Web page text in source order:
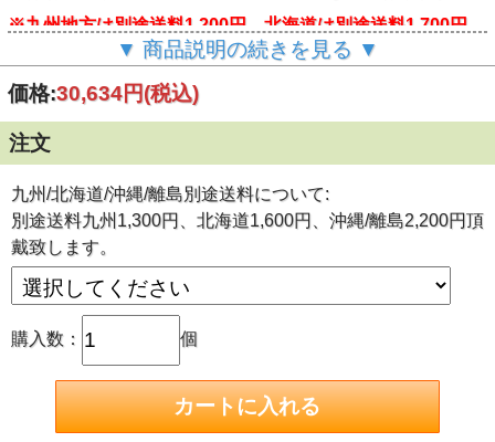
※九州地方は別途送料1,200円、北海道は別途送料1,700円、
沖縄・一部離島は別途送料2,500円を頂きます。離島につき
ましては別途メールにて追加送料をご案内いたします。
※※クレジットカード決済につきましては、原則 日本国内
「先端工具は別売りです」
様々なものを素早く切れる、スピードキング！
2つの振動低減機構により、快適な作業も実現！
1. 切断材料への食いつきが良いオービタル機構が常時作動。
・しゃくり運動が常に加わることにより、様々な物を素早く
切断できます。
2. 振動低減機構、その1。カウンターバランス機構：振動を
打ち消すことにより、安全・高精度な作業が可能です。
振動低減機構、その2。バイブレーションコントロール機
構：ハンドル部のラバーマウントにより、振動を大きく低減
します。
3. ブレード交換は工具不要の SDS システム
・作業直後の熱くなったブレードに触れずに交換できます。
▼ 商品説明の続きを見る ▼
価格:30,634円(税込)
注文
九州/北海道/沖縄/離島別途送料について:
別途送料九州1,300円、北海道1,600円、沖縄/離島2,200円頂
戴致します。
購入数： 個